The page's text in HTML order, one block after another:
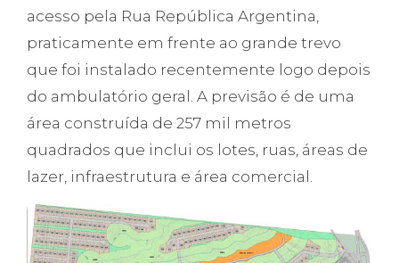
acesso pela Rua República Argentina,
praticamente em frente ao grande trevo
que foi instalado recentemente logo depois
do ambulatório geral. A previsão é de uma
área construída de 257 mil metros
quadrados que inclui os lotes, ruas, áreas de
lazer, infraestrutura e área comercial.